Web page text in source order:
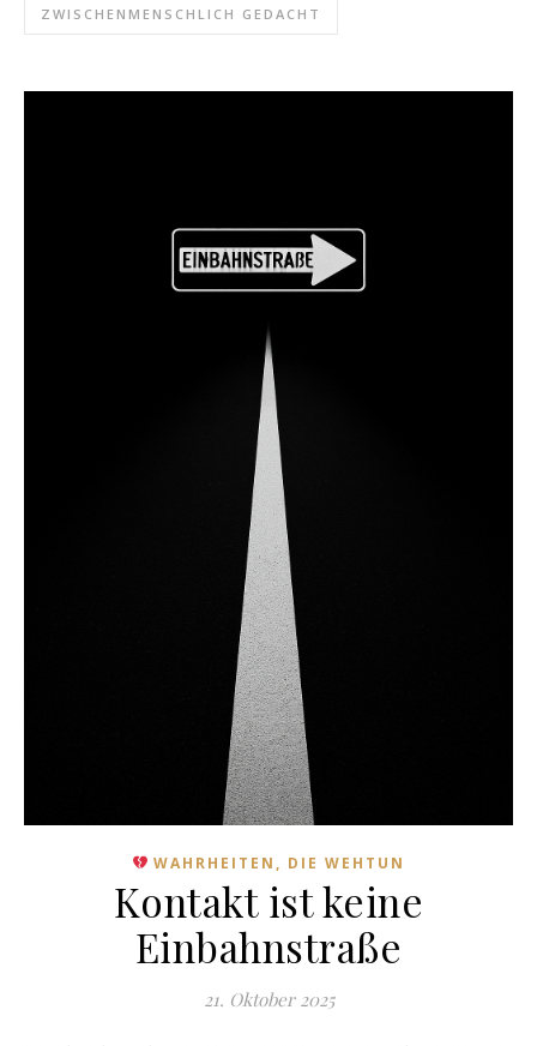
ZWISCHENMENSCHLICH GEDACHT
WAHRHEITEN, DIE WEHTUN
Kontakt ist keine
Einbahnstraße
21. Oktober 2025